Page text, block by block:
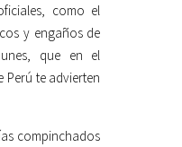
como el
y engaños de
que en el
Perú te advierten
compinchados